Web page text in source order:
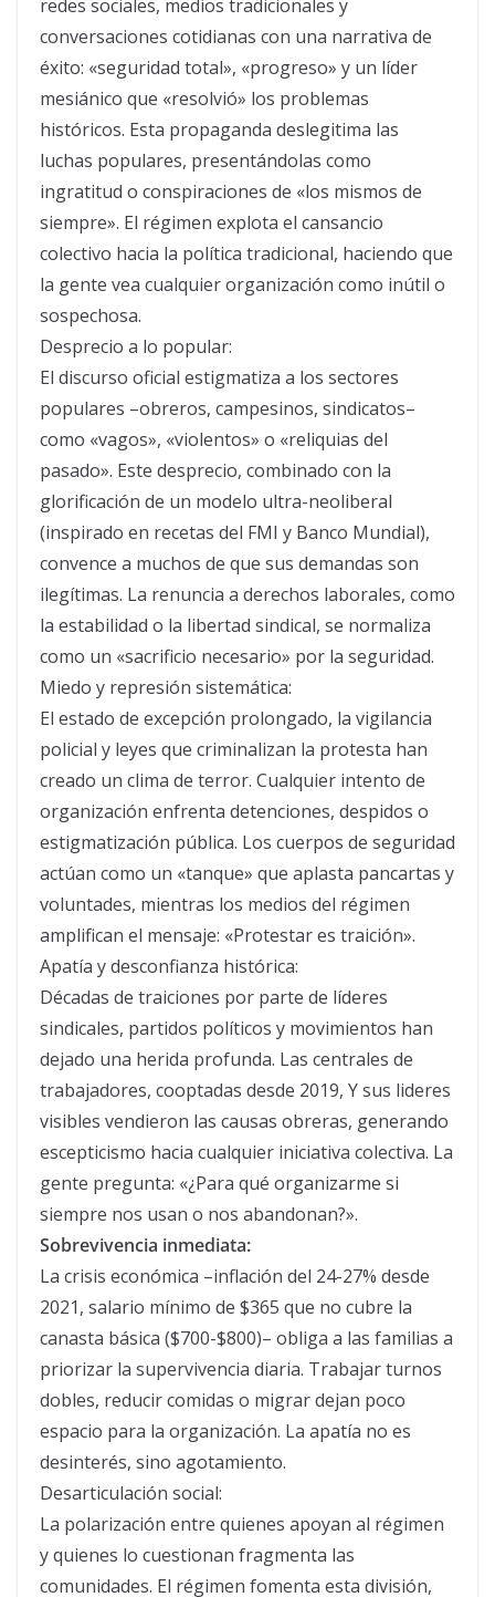
redes sociales, medios tradicionales y
conversaciones cotidianas con una narrativa de
éxito: «seguridad total», «progreso» y un líder
mesiánico que «resolvió» los problemas
históricos. Esta propaganda deslegitima las
luchas populares, presentándolas como
ingratitud o conspiraciones de «los mismos de
siempre». El régimen explota el cansancio
colectivo hacia la política tradicional, haciendo que
la gente vea cualquier organización como inútil o
sospechosa.
Desprecio a lo popular:
El discurso oficial estigmatiza a los sectores
populares –obreros, campesinos, sindicatos–
como «vagos», «violentos» o «reliquias del
pasado». Este desprecio, combinado con la
glorificación de un modelo ultra-neoliberal
(inspirado en recetas del FMI y Banco Mundial),
convence a muchos de que sus demandas son
ilegítimas. La renuncia a derechos laborales, como
la estabilidad o la libertad sindical, se normaliza
como un «sacrificio necesario» por la seguridad.
Miedo y represión sistemática:
El estado de excepción prolongado, la vigilancia
policial y leyes que criminalizan la protesta han
creado un clima de terror. Cualquier intento de
organización enfrenta detenciones, despidos o
estigmatización pública. Los cuerpos de seguridad
actúan como un «tanque» que aplasta pancartas y
voluntades, mientras los medios del régimen
amplifican el mensaje: «Protestar es traición».
Apatía y desconfianza histórica:
Décadas de traiciones por parte de líderes
sindicales, partidos políticos y movimientos han
dejado una herida profunda. Las centrales de
trabajadores, cooptadas desde 2019, Y sus lideres
visibles vendieron las causas obreras, generando
escepticismo hacia cualquier iniciativa colectiva. La
gente pregunta: «¿Para qué organizarme si
siempre nos usan o nos abandonan?».
Sobrevivencia inmediata:
La crisis económica –inflación del 24-27% desde
2021, salario mínimo de $365 que no cubre la
canasta básica ($700-$800)– obliga a las familias a
priorizar la supervivencia diaria. Trabajar turnos
dobles, reducir comidas o migrar dejan poco
espacio para la organización. La apatía no es
desinterés, sino agotamiento.
Desarticulación social:
La polarización entre quienes apoyan al régimen
y quienes lo cuestionan fragmenta las
comunidades. El régimen fomenta esta división,